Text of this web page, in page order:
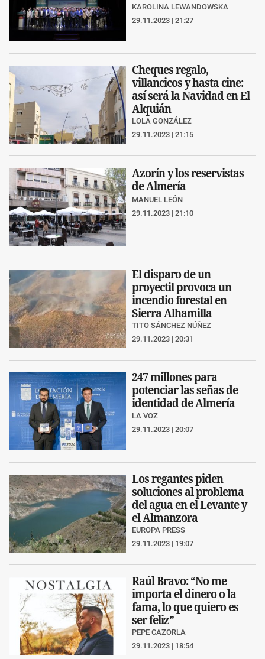
KAROLINA LEWANDOWSKA
29.11.2023 | 21:27
Cheques regalo,
villancicos y hasta cine:
así será la Navidad en El
Alquián
LOLA GONZÁLEZ
29.11.2023 | 21:15
Azorín y los reservistas
de Almería
MANUEL LEÓN
29.11.2023 | 21:10
El disparo de un
proyectil provoca un
incendio forestal en
Sierra Alhamilla
TITO SÁNCHEZ NÚÑEZ
29.11.2023 | 20:31
247 millones para
potenciar las señas de
identidad de Almería
LA VOZ
29.11.2023 | 20:07
Los regantes piden
soluciones al problema
del agua en el Levante y
el Almanzora
EUROPA PRESS
29.11.2023 | 19:07
Raúl Bravo: “No me
importa el dinero o la
fama, lo que quiero es
ser feliz”
PEPE CAZORLA
29.11.2023 | 18:54